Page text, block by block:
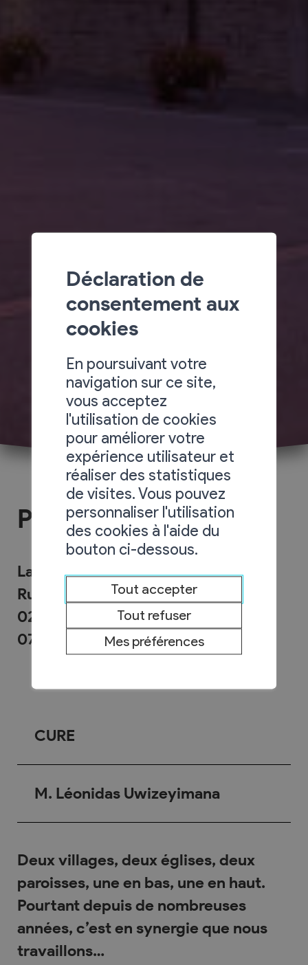
Paroisses
La Cure
Rue St-André 5
027/306.20.52
079/582.68.13
CURE
M. Léonidas Uwizeyimana
Deux villages, deux églises, deux
paroisses, une en bas, une en haut.
Pourtant depuis de nombreuses
années, c’est en synergie que nous
travaillons…
Déclaration de
consentement aux
cookies
En poursuivant votre
navigation sur ce site,
vous acceptez
l'utilisation de cookies
pour améliorer votre
expérience utilisateur et
réaliser des statistiques
de visites. Vous pouvez
personnaliser l'utilisation
des cookies à l'aide du
bouton ci-dessous.
Tout accepter
Tout refuser
Mes préférences